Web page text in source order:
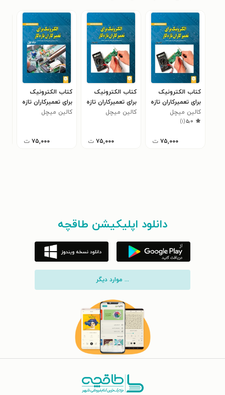
کتاب الکترونیک
برای تعمیرکاران تازه
کار (جلد سوم)
کالین میچل
۵٫۰(۱)
۷۵,۰۰۰ ت
کتاب الکترونیک
برای تعمیرکاران تازه
کار (جلد دوم)
کالین میچل
۷۵,۰۰۰ ت
کتاب الکترونیک
برای تعمیرکاران تازه
کار (جلد اول)
کالین میچل
۷۵,۰۰۰ ت
دانلود اپلیکیشن طاقچه
... موارد دیگر